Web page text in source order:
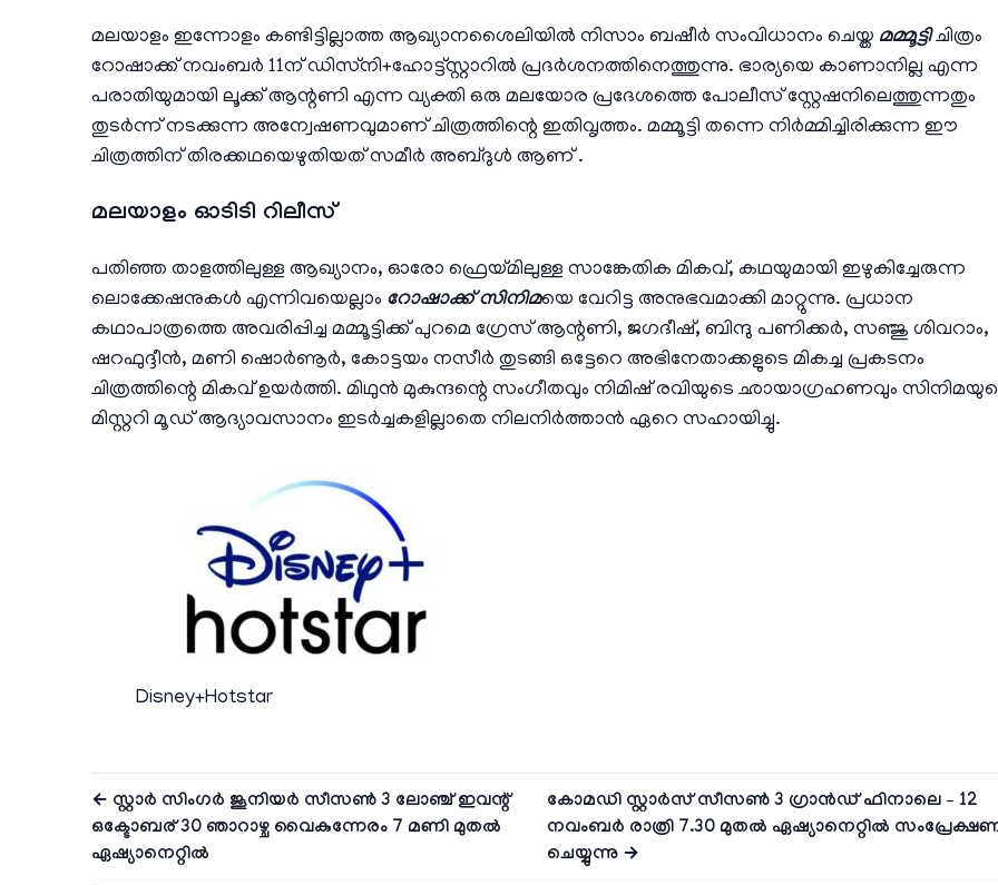
മലയാളം ഇന്നോളം കണ്ടിട്ടില്ലാത്ത ആഖ്യാനശൈലിയില്‍ നിസാം ബഷീര്‍ സംവിധാനം ചെയ്ത മമ്മൂട്ടി ചിത്രം
റോഷാക്ക് നവംബര്‍ 11ന് ഡിസ്‌നി+ഹോട്ട്സ്റ്റാറില്‍ പ്രദര്‍ശനത്തിനെത്തുന്നു. ഭാര്യയെ കാണാനില്ല എന്ന
പരാതിയുമായി ലൂക്ക് ആന്റണി എന്ന വ്യക്തി ഒരു മലയോര പ്രദേശത്തെ പോലീസ് സ്റ്റേഷനിലെത്തുന്നതും
തുടര്‍ന്ന് നടക്കുന്ന അന്വേഷണവുമാണ് ചിത്രത്തിന്റെ ഇതിവൃത്തം. മമ്മൂട്ടി തന്നെ നിര്‍മ്മിച്ചിരിക്കുന്ന ഈ
ചിത്രത്തിന് തിരക്കഥയെഴുതിയത് സമീര്‍ അബ്ദുള്‍ ആണ് .
മലയാളം ഓടിടി റിലീസ്
പതിഞ്ഞ താളത്തിലുള്ള ആഖ്യാനം, ഓരോ ഫ്രെയ്മിലുള്ള സാങ്കേതിക മികവ്, കഥയുമായി ഇഴുകിച്ചേരുന്ന
ലൊക്കേഷനുകള്‍ എന്നിവയെല്ലാം റോഷാക്ക് സിനിമയെ വേറിട്ട അനുഭവമാക്കി മാറ്റുന്നു. പ്രധാന
കഥാപാത്രത്തെ അവരിപ്പിച്ച മമ്മൂട്ടിക്ക് പുറമെ ഗ്രേസ് ആന്റണി, ജഗദീഷ്, ബിന്ദു പണിക്കര്‍, സഞ്ജു ശിവറാം,
ഷറഫുദ്ദീന്‍, മണി ഷൊര്‍ണൂര്‍, കോട്ടയം നസീര്‍ തുടങ്ങി ഒട്ടേറെ അഭിനേതാക്കളുടെ മികച്ച പ്രകടനം
ചിത്രത്തിന്റെ മികവ് ഉയര്‍ത്തി. മിഥുന്‍ മുകുന്ദന്റെ സംഗീതവും നിമിഷ് രവിയുടെ ഛായാഗ്രഹണവും
മിസ്റ്ററി മൂഡ് ആദ്യാവസാനം ഇടര്‍ച്ചകളില്ലാതെ നിലനിര്‍ത്താന്‍ ഏറെ സഹായിച്ചു.
Disney+Hotstar
← സ്റ്റാർ സിംഗര്‍ ജൂനിയർ സീസൺ 3 ലോഞ്ച് ഇവന്റ്
ഒക്ടോബര് 30 ഞാറാഴ്ച വൈകുന്നേരം 7 മണി മുതൽ
ഏഷ്യാനെറ്റിൽ
കോമഡി സ്റ്റാർസ് സീസൺ 3 ഗ്രാൻഡ് ഫിനാലെ – 12
നവംബര്‍ രാത്രി 7.30 മുതൽ ഏഷ്യാനെറ്റില്‍
ചെയ്യുന്നു →